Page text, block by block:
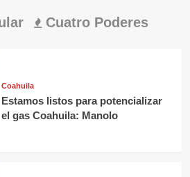
Cuatro Poderes
Coahuila
Estamos listos para potencializar
el gas Coahuila: Manolo